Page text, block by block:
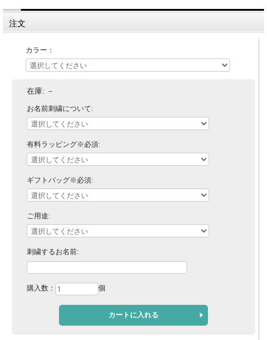
注文
カラー：
在庫: －
お名前刺繍について:
有料ラッピング※必須:
ギフトバッグ※必須:
ご用途:
刺繍するお名前:
購入数： 個